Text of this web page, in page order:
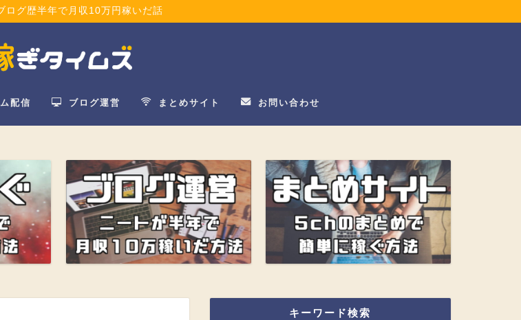
ログ歴半年で月収10万円稼いだ話
配信 ブログ運営 まとめサイト お問い合わせ
キーワード検索